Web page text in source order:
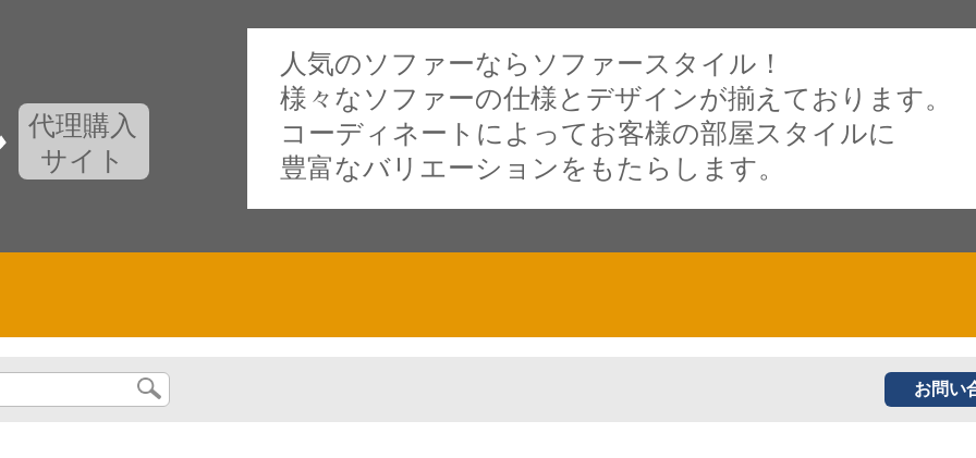
代理購入
サイト
人気のソファーならソファースタイル！
様々なソファーの仕様とデザインが揃えております。
コーディネートによってお客様の部屋スタイルに
豊富なバリエーションをもたらします。
お問い